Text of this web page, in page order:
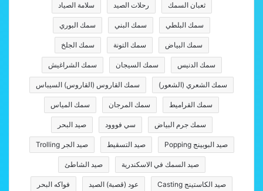
ثعبان السمك رحلات الصيد سلامة الصياد
سمك البلطي سمك البني سمك البوري
سمك البياض سمك التونة سمك الجلخ
سمك الدنيس سمك السيجان سمك الشراغيش
سمك الشعري (الشعور) سمك القاروس (القاروس) السيباس
سمك القراميط سمك المرجان سمك المياس
سمك جرم البياض سي فووود صيد البحر
صيد البوبينج Popping صيد التسقيط صيد الجر Trolling
صيد السمك في الاسكندرية صيد الشاطئ
صيد الكاستينج Casting عود (قصبة) الصيد فواكه البحر